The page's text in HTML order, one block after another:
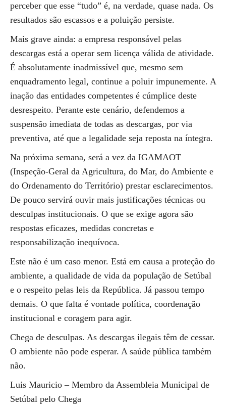
perceber que esse “tudo” é, na verdade, quase nada. Os
resultados são escassos e a poluição persiste.
Mais grave ainda: a empresa responsável pelas
descargas está a operar sem licença válida de atividade.
É absolutamente inadmissível que, mesmo sem
enquadramento legal, continue a poluir impunemente. A
inação das entidades competentes é cúmplice deste
desrespeito. Perante este cenário, defendemos a
suspensão imediata de todas as descargas, por via
preventiva, até que a legalidade seja reposta na íntegra.
Na próxima semana, será a vez da IGAMAOT
(Inspeção-Geral da Agricultura, do Mar, do Ambiente e
do Ordenamento do Território) prestar esclarecimentos.
De pouco servirá ouvir mais justificações técnicas ou
desculpas institucionais. O que se exige agora são
respostas eficazes, medidas concretas e
responsabilização inequívoca.
Este não é um caso menor. Está em causa a proteção do
ambiente, a qualidade de vida da população de Setúbal
e o respeito pelas leis da República. Já passou tempo
demais. O que falta é vontade política, coordenação
institucional e coragem para agir.
Chega de desculpas. As descargas ilegais têm de cessar.
O ambiente não pode esperar. A saúde pública também
não.
Luis Mauricio – Membro da Assembleia Municipal de
Setúbal pelo Chega